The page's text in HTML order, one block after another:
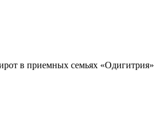
в приемных семьях «Одигитрия»